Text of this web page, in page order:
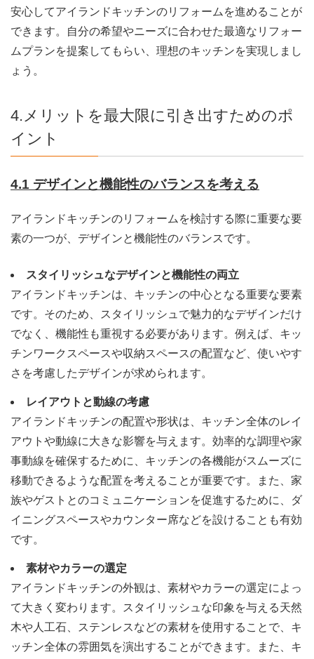
安心してアイランドキッチンのリフォームを進めることが
できます。自分の希望やニーズに合わせた最適なリフォー
ムプランを提案してもらい、理想のキッチンを実現しまし
ょう。
4.メリットを最大限に引き出すためのポ
イント
4.1 デザインと機能性のバランスを考える
アイランドキッチンのリフォームを検討する際に重要な要
素の一つが、デザインと機能性のバランスです。
スタイリッシュなデザインと機能性の両立
アイランドキッチンは、キッチンの中心となる重要な要素
です。そのため、スタイリッシュで魅力的なデザインだけ
でなく、機能性も重視する必要があります。例えば、キッ
チンワークスペースや収納スペースの配置など、使いやす
さを考慮したデザインが求められます。
レイアウトと動線の考慮
アイランドキッチンの配置や形状は、キッチン全体のレイ
アウトや動線に大きな影響を与えます。効率的な調理や家
事動線を確保するために、キッチンの各機能がスムーズに
移動できるような配置を考えることが重要です。また、家
族やゲストとのコミュニケーションを促進するために、ダ
イニングスペースやカウンター席などを設けることも有効
です。
素材やカラーの選定
アイランドキッチンの外観は、素材やカラーの選定によっ
て大きく変わります。スタイリッシュな印象を与える天然
木や人工石、ステンレスなどの素材を使用することで、キ
ッチン全体の雰囲気を演出することができます。また、キ